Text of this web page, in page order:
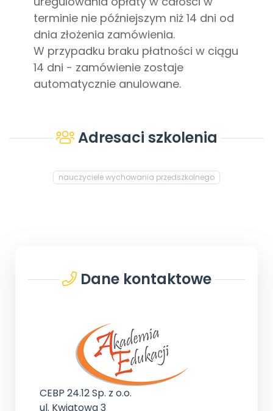
terminie nie późniejszym niż 14 dni od
dnia złożenia zamówienia.
W przypadku braku płatności w ciągu
14 dni - zamówienie zostaje
automatycznie anulowane.
Adresaci szkolenia
nauczyciele wychowania przedszkolnego
Dane kontaktowe
CEBP 24.12 Sp. z o.o.
ul. Kwiatowa 3